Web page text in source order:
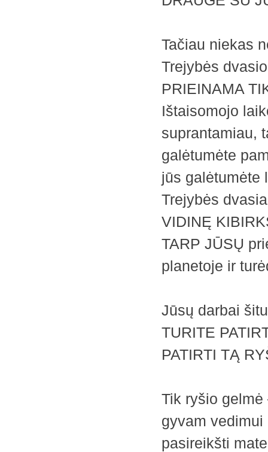
Tačiau niekas
Trejybės
PRIEINAMA
Ištaisomojo
suprantamiau,
galėtumėte
jūs galėtumėte
Trejybės
VIDINĘ
TARP JŪSŲ
planetoje ir
Jūsų darbai
TURITE
PATIRTI TĄ
Tik ryšio
gyvam
pasireikšti